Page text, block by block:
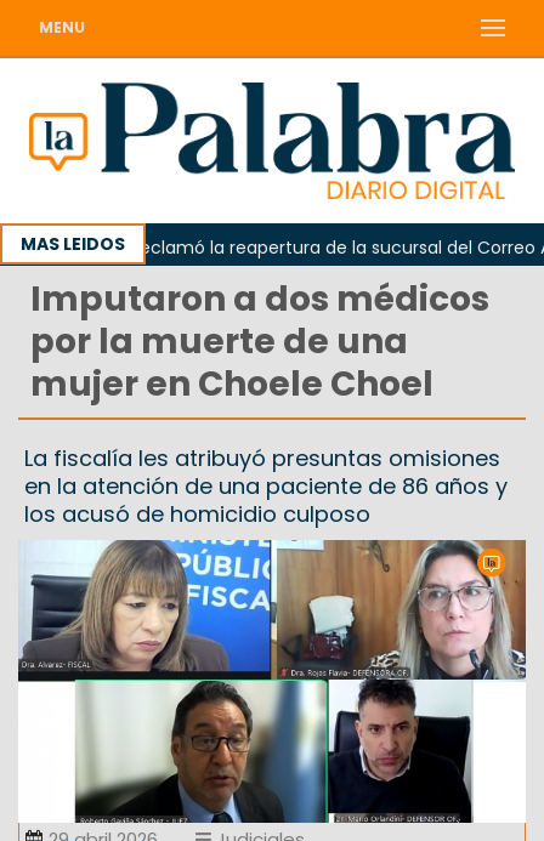
MENU
MAS LEIDOS
Odarda reclamó la reapertura de la sucursal del Correo
Imputaron a dos médicos
por la muerte de una
mujer en Choele Choel
La fiscalía les atribuyó presuntas omisiones
en la atención de una paciente de 86 años y
los acusó de homicidio culposo